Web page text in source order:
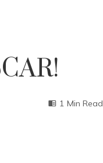
1 Min Read